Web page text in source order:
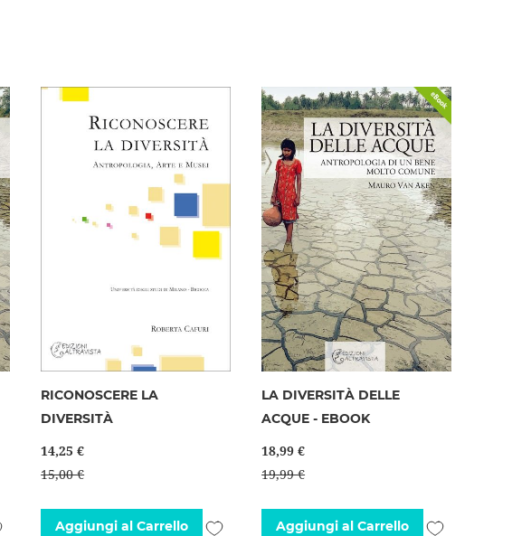
Aggiungi
RICONOSCERE LA
DIVERSITÀ
14,25 €
15,00 €
Aggiungi al Carrello
Aggiungi
LA DIVERSITÀ DELLE
ACQUE - EBOOK
18,99 €
19,99 €
Aggiungi al Carrello
Aggiungi